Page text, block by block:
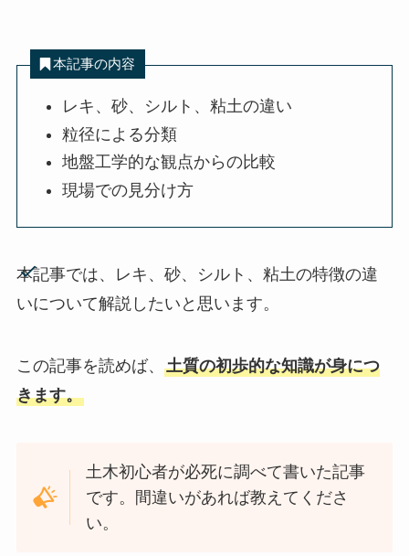
本記事の内容
レキ、砂、シルト、粘土の違い
粒径による分類
地盤工学的な観点からの比較
現場での見分け方
本記事では、レキ、砂、シルト、粘土の特徴の違
いについて解説したいと思います。
この記事を読めば、 土質の初歩的な知識が身につ
きます。
土木初心者が必死に調べて書いた記事
です。間違いがあれば教えてくださ
い。